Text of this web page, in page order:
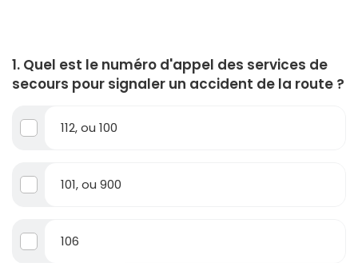
1. Quel est le numéro d'appel des services de
secours pour signaler un accident de la route ?
112, ou 100
101, ou 900
106